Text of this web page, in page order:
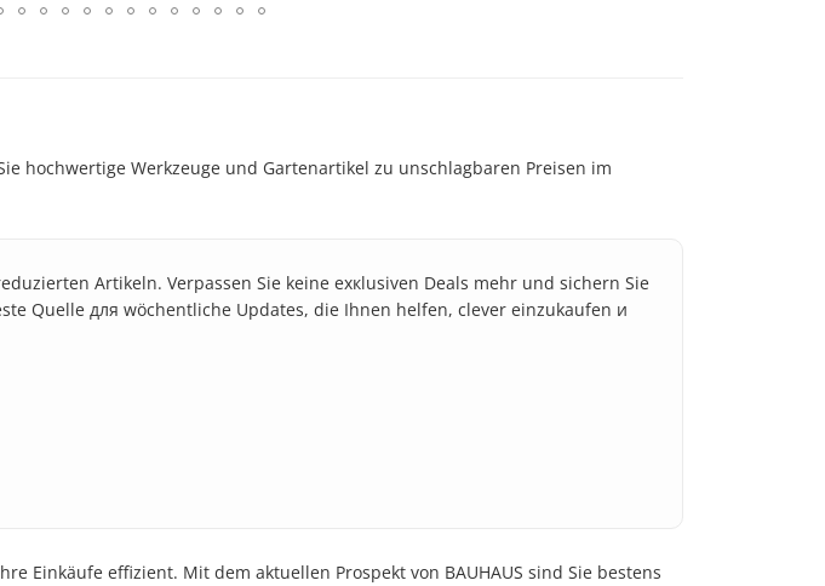
hochwertige Werkzeuge und Gartenartikel zu unschlagbaren Preisen im
Artikeln. Verpassen Sie keine exкlusiven Deals mehr und sichern Sie
Quelle для wöchentliche Updates, die Ihnen helfen, clever einzukaufen и
Einkäufe effizient. Mit dem aktuellen Prospekt von BAUHAUS sind Sie bestens